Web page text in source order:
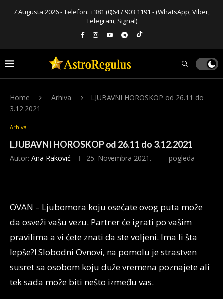
7 Augusta 2026 - Telefon: +381 (0)64 / 903 1191 - (WhatsApp, Viber,
Telegram, Signal)
Home Arhiva
LJUBAVNI HOROSKOP od 26.11 do
3.12.2021
Arhiva
LJUBAVNI HOROSKOP od 26.11 do 3.12.2021
Autor: Ana Raković 25. Novembra 2021. pogleda
OVAN – Ljubomora koju osećate ovog puta može
da osveži vašu vezu. Partner će igrati po vašim
pravilima a vi ćete znati da ste voljeni. Ima li šta
lepše?! Slobodni Ovnovi, na pomolu je strastven
susret sa osobom koju duže vremena poznajete ali
tek sada može biti nešto između vas.